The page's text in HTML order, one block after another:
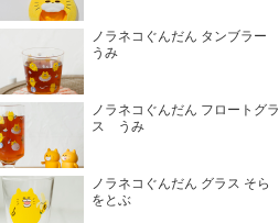
ノラネコぐんだん タンブラー
うみ
ノラネコぐんだん フロートグラ
ス うみ
ノラネコぐんだん グラス そら
をとぶ